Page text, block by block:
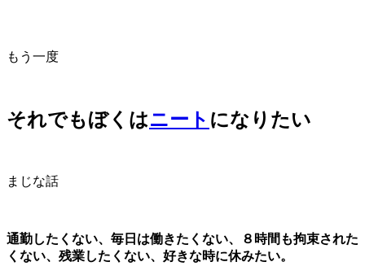
もう一度
それでもぼくはニート になりたい
まじな話
通勤したくない、毎日は働きたくない、８時間も拘束された
くない、残業したくない、好きな時に休みたい。